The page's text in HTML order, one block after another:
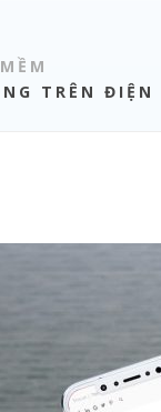
TRÊN